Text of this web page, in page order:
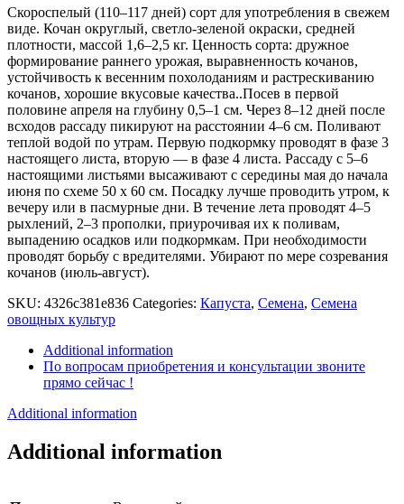
Скороспелый (110–117 дней) сорт для употребления в свежем
виде. Кочан округлый, светло-зеленой окраски, средней
плотности, массой 1,6–2,5 кг. Ценность сорта: дружное
формирование раннего урожая, выравненность кочанов,
устойчивость к весенним похолоданиям и растрескиванию
кочанов, хорошие вкусовые качества..Посев в первой
половине апреля на глубину 0,5–1 см. Через 8–12 дней после
всходов рассаду пикируют на расстоянии 4–6 см. Поливают
теплой водой по утрам. Первую подкормку проводят в фазе 3
настоящего листа, вторую — в фазе 4 листа. Рассаду с 5–6
настоящими листьями высаживают с середины мая до начала
июня по схеме 50 х 60 см. Посадку лучше проводить утром, к
вечеру или в пасмурные дни. В течение лета проводят 4–5
рыхлений, 2–3 прополки, приурочивая их к поливам,
выпадению осадков или подкормкам. При необходимости
проводят борьбу с вредителями. Убирают по мере созревания
кочанов (июль-август).
SKU: 4326c381e836 Categories: Капуста, Семена, Семена
овощных культур
Additional information
По вопросам приобретения и консультации звоните
прямо сейчас !
Additional information
Additional information